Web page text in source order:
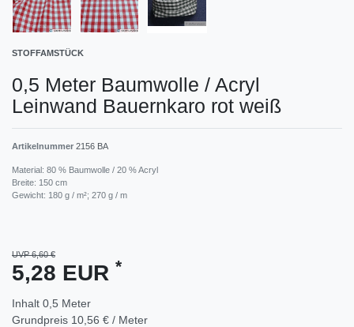
STOFFAMSTÜCK
0,5 Meter Baumwolle / Acryl
Leinwand Bauernkaro rot weiß
Artikelnummer 2156 BA
Material: 80 % Baumwolle / 20 % Acryl
Breite: 150 cm
Gewicht: 180 g / m²; 270 g / m
UVP 6,60 €
5,28 EUR *
Inhalt 0,5 Meter
Grundpreis 10,56 € / Meter